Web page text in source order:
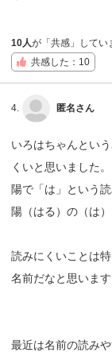
10人が「共感」してい
共感した：10
4. 匿名さん
いろはちゃんとい
くいと思いました。
陽で「は」という
陽（はる）の（は
読みにくいことは
名前だなと思います
最近は名前の読み